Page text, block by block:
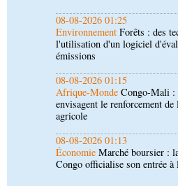
08-08-2026 01:15
Afrique-MondeCongo-Mali :
envisagent le renforcement de
agricole
08-08-2026 01:13
ÉconomieMarché boursier :
Congo officialise son entrée
08-08-2026 01:00
SociétéAccélération du
République du Congo mise sur